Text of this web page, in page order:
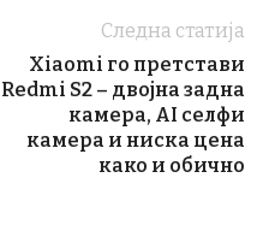
Следна статија
Xiaomi го претстави
Redmi S2 – двојна задна
камера, AI селфи
камера и ниска цена
како и обично